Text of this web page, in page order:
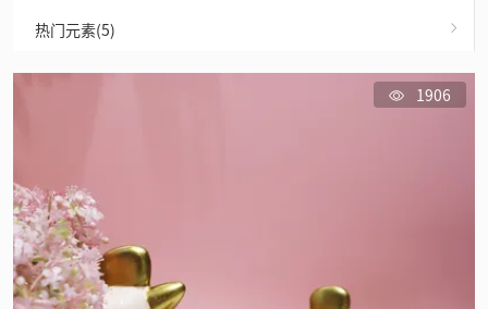
热门元素(5)
1906